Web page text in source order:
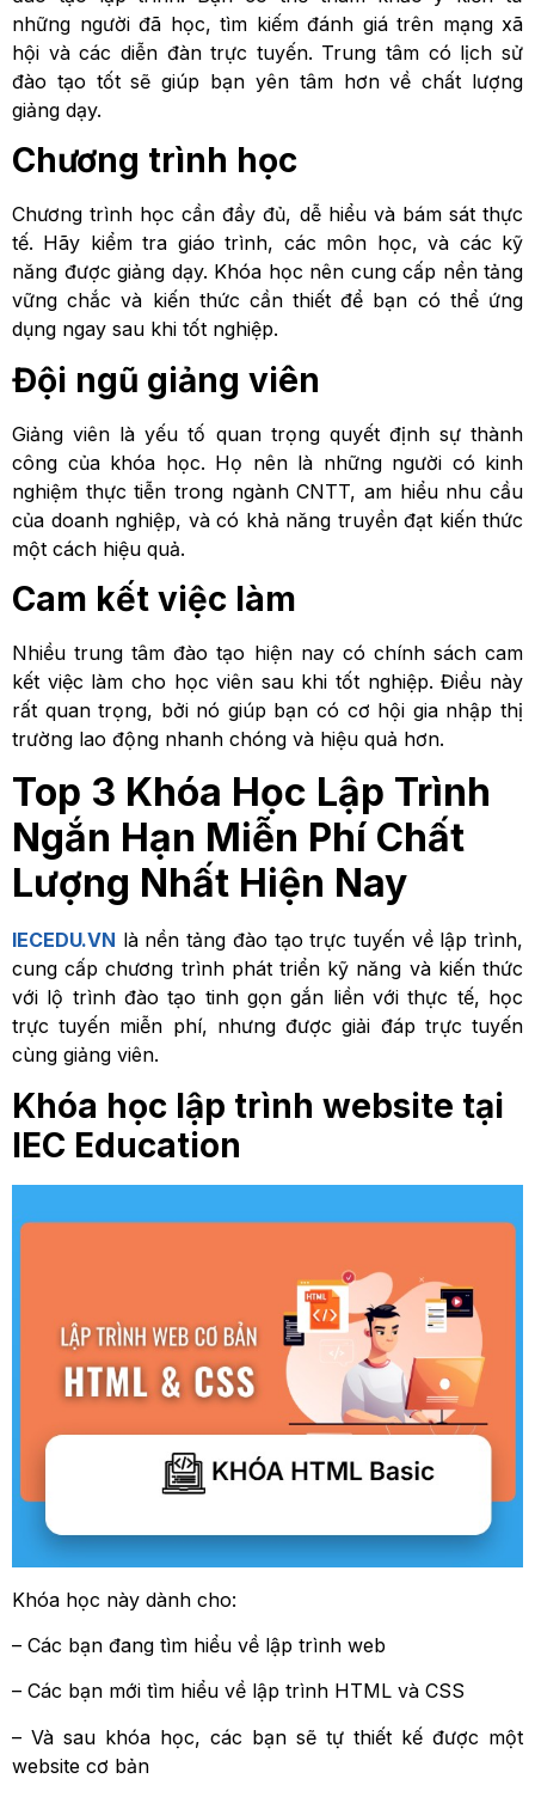
những người đã học, tìm kiếm đánh giá trên mạng xã
hội và các diễn đàn trực tuyến. Trung tâm có lịch sử
đào tạo tốt sẽ giúp bạn yên tâm hơn về chất lượng
giảng dạy.
Chương trình học
Chương trình học cần đầy đủ, dễ hiểu và bám sát thực
tế. Hãy kiểm tra giáo trình, các môn học, và các kỹ
năng được giảng dạy. Khóa học nên cung cấp nền tảng
vững chắc và kiến thức cần thiết để bạn có thể ứng
dụng ngay sau khi tốt nghiệp.
Đội ngũ giảng viên
Giảng viên là yếu tố quan trọng quyết định sự thành
công của khóa học. Họ nên là những người có kinh
nghiệm thực tiễn trong ngành CNTT, am hiểu nhu cầu
của doanh nghiệp, và có khả năng truyền đạt kiến thức
một cách hiệu quả.
Cam kết việc làm
Nhiều trung tâm đào tạo hiện nay có chính sách cam
kết việc làm cho học viên sau khi tốt nghiệp. Điều này
rất quan trọng, bởi nó giúp bạn có cơ hội gia nhập thị
trường lao động nhanh chóng và hiệu quả hơn.
Top 3 Khóa Học Lập Trình
Ngắn Hạn Miễn Phí Chất
Lượng Nhất Hiện Nay
IECEDU.VN là nền tảng đào tạo trực tuyến về lập trình,
cung cấp chương trình phát triển kỹ năng và kiến thức
với lộ trình đào tạo tinh gọn gắn liền với thực tế, học
trực tuyến miễn phí, nhưng được giải đáp trực tuyến
cùng giảng viên.
Khóa học lập trình website tại
IEC Education
Khóa học này dành cho:
– Các bạn đang tìm hiểu về lập trình web
– Các bạn mới tìm hiểu về lập trình HTML và CSS
– Và sau khóa học, các bạn sẽ tự thiết kế được một
website cơ bản